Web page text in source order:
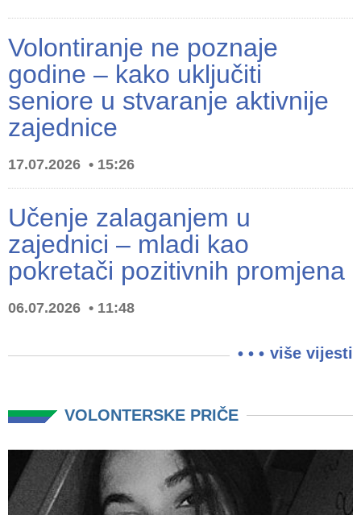
Volontiranje ne poznaje
godine – kako uključiti
seniore u stvaranje aktivnije
zajednice
17.07.2026 15:26
Učenje zalaganjem u
zajednici – mladi kao
pokretači pozitivnih promjena
06.07.2026 11:48
više vijesti
VOLONTERSKE PRIČE